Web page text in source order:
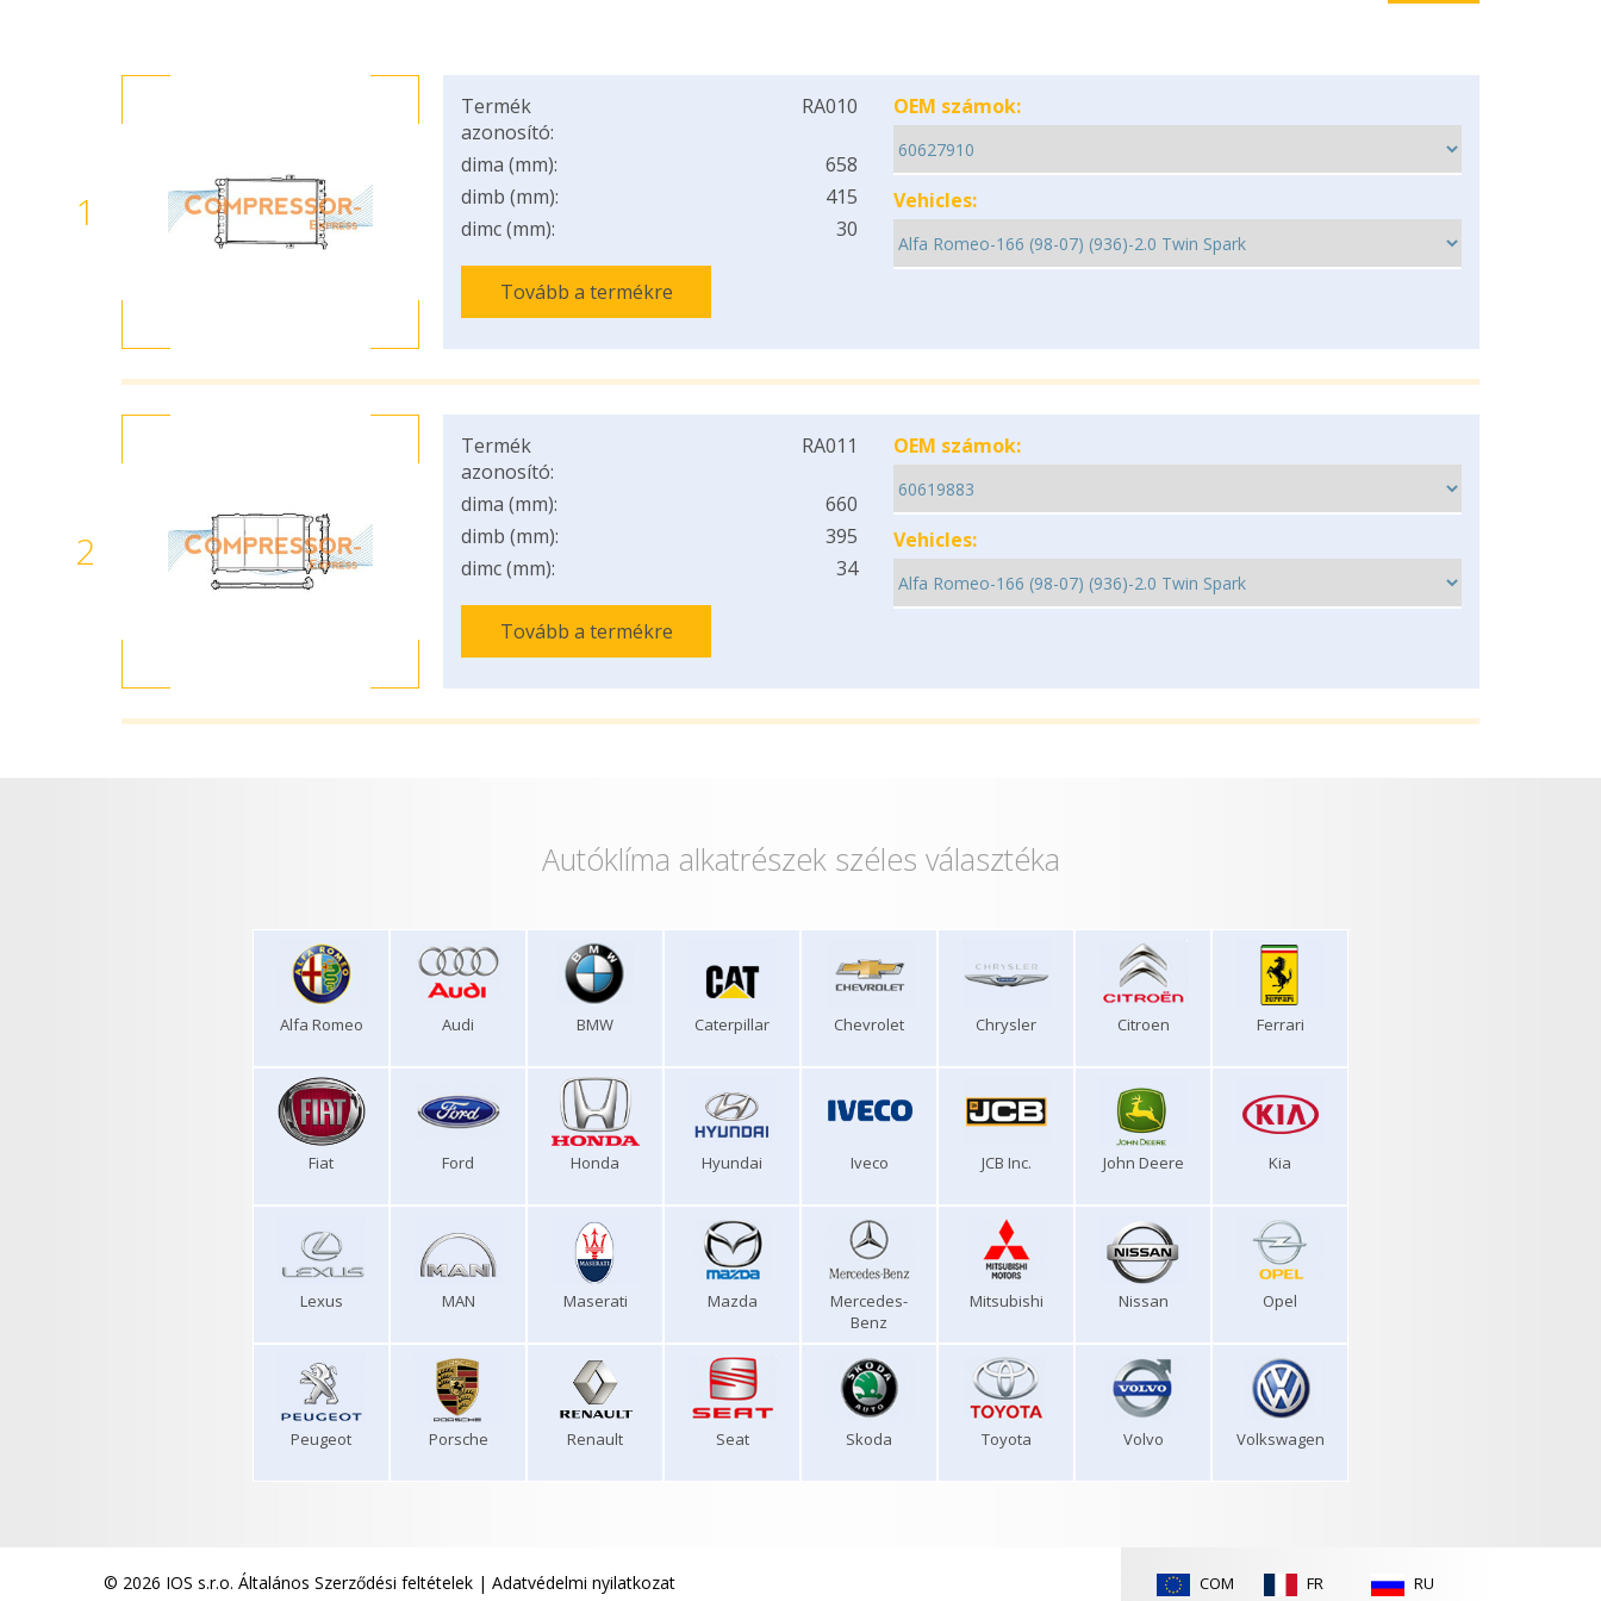
1
Termék
azonosító:
RA010
dima (mm):
658
dimb (mm):
415
dimc (mm):
30
Tovább a termékre
OEM számok:
Vehicles:
2
Termék
azonosító:
RA011
dima (mm):
660
dimb (mm):
395
dimc (mm):
34
Tovább a termékre
OEM számok:
Vehicles:
Autóklíma alkatrészek széles választéka
Alfa Romeo Audi BMW Caterpillar Chevrolet Chrysler Citroen Ferrari
Fiat Ford Honda Hyundai Iveco JCB Inc. John Deere Kia
Lexus MAN Maserati Mazda
Mercedes-
Benz
Mitsubishi Nissan Opel
Peugeot Porsche Renault Seat Skoda Toyota Volvo Volkswagen
© 2026 IOS s.r.o. Általános Szerződési feltételek | Adatvédelmi nyilatkozat COM FR RU